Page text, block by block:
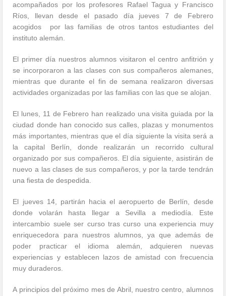
acompañados por los profesores Rafael Tagua y Francisco
Ríos, llevan desde el pasado día jueves 7 de Febrero
acogidos por las familias de otros tantos estudiantes del
instituto alemán.
El primer día nuestros alumnos visitaron el centro anfitrión y
se incorporaron a las clases con sus compañeros alemanes,
mientras que durante el fin de semana realizaron diversas
actividades organizadas por las familias con las que se alojan.
El lunes, 11 de Febrero han realizado una visita guiada por la
ciudad donde han conocido sus calles, plazas y monumentos
más importantes, mientras que el día siguiente la visita será a
la capital Berlín, donde realizarán un recorrido cultural
organizado por sus compañeros. El día siguiente, asistirán de
nuevo a las clases de sus compañeros, y por la tarde tendrán
una fiesta de despedida.
El jueves 14, partirán hacia el aeropuerto de Berlín, desde
donde volarán hasta llegar a Sevilla a mediodía. Este
intercambio suele ser curso tras curso una experiencia muy
enriquecedora para nuestros alumnos, ya que además de
poder practicar el idioma alemán, adquieren nuevas
experiencias y establecen lazos de amistad con frecuencia
muy duraderos.
A principios del próximo mes de Abril, nuestro centro, alumnos